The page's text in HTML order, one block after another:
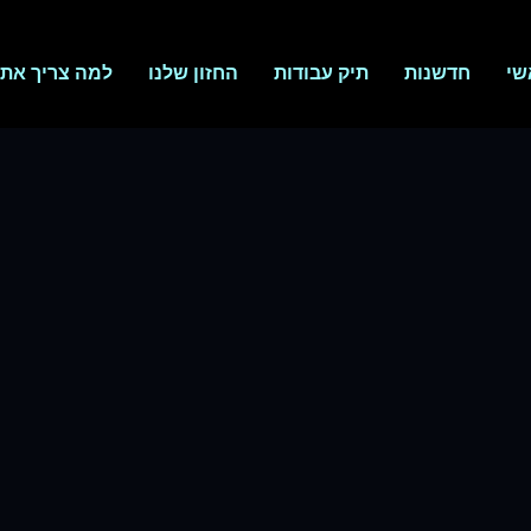
חדשנות תיק עבודות החזון שלנו למה צריך